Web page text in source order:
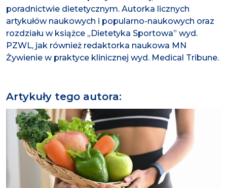
poradnictwie dietetycznym. Autorka licznych
artykułów naukowych i popularno-naukowych oraz
rozdziału w książce „Dietetyka Sportowa” wyd.
PZWL, jak również redaktorka naukowa MN
Żywienie w praktyce klinicznej wyd. Medical Tribune.
Artykuły tego autora: